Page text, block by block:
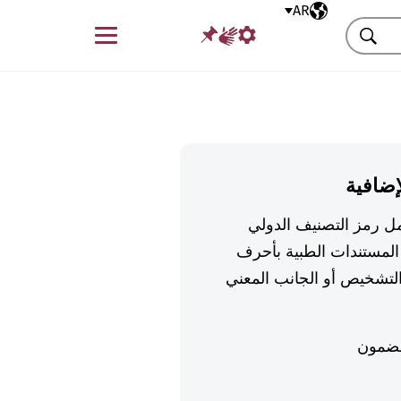
اللغة المختارةAR
قائمة
بحث
رمز التصنيف الدولي
الطبية بأحرف
أو الجانب المعني